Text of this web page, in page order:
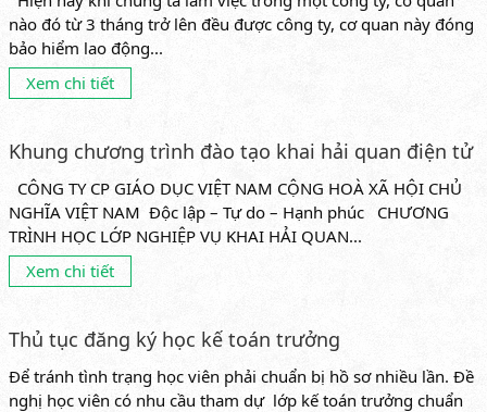
nào đó từ 3 tháng trở lên đều được công ty, cơ quan này đóng
bảo hiểm lao động...
Xem chi tiết
Khung chương trình đào tạo khai hải quan điện tử
CÔNG TY CP GIÁO DỤC VIỆT NAM CỘNG HOÀ XÃ HỘI CHỦ
NGHĨA VIỆT NAM Độc lập – Tự do – Hạnh phúc CHƯƠNG
TRÌNH HỌC LỚP NGHIỆP VỤ KHAI HẢI QUAN...
Xem chi tiết
Thủ tục đăng ký học kế toán trưởng
Để tránh tình trạng học viên phải chuẩn bị hồ sơ nhiều lần. Đề
nghị học viên có nhu cầu tham dự lớp kế toán trưởng chuẩn